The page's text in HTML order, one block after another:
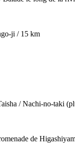
ji / 15 km
/ Nachi-no-taki
de